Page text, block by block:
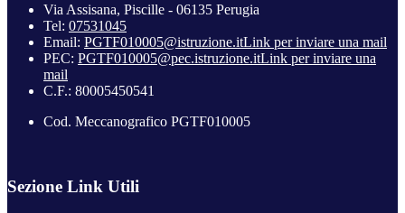
Via Assisana, Piscille - 06135 Perugia
Tel: 07531045
Email: PGTF010005@istruzione.itLink per inviare una mail
PEC: PGTF010005@pec.istruzione.itLink per inviare una
mail
C.F.: 80005450541
Cod. Meccanografico PGTF010005
Sezione Link Utili